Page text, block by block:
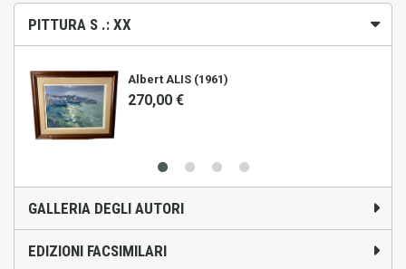
PITTURA S .: XX
Albert ALIS (1961)
270,00 €
GALLERIA DEGLI AUTORI
EDIZIONI FACSIMILARI